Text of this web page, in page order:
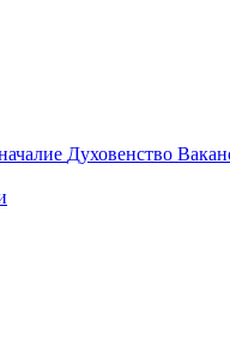
Духовенство